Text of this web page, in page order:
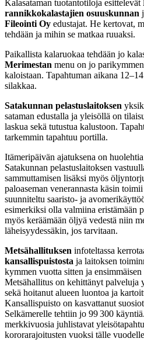
Kalasataman tuotantotiloja esittelevät
rannikkokalastajien osuuskunnan
Fileointi Oy edustajat. He kertovat,
tehdään ja mihin se matkaa ruuaksi.
Paikallista kalaruokaa tehdään jo
Merimestan menu on jo
kaloistaan. Tapahtuman aikana
silakkaa.
Satakunnan pelastuslaitoksen
sataman edustalla ja yleisöllä on
laskua sekä tutustua kalustoon.
tarkemmin tapahtuu portilla.
Itämeripäivän ajatuksena on
Satakunnan pelastuslaitoksen vastuull
sammuttamisen lisäksi myös
paloaseman venerannasta käsin toimii
suunniteltu saaristo- ja
esimerkiksi olla valmiina eristämään
myös keräämään öljyä vedestä niin
läheisyydessäkin, jos tarvitaan.
Metsähallituksen infoteltassa
kansallispuistosta ja laitoksen
kymmen vuotta sitten ja e
Metsähallitus on kehittänyt palveluja
sekä hoitanut alueen luontoa ja
Kansallispuisto on kasvattanut
Selkämerelle tehtiin jo 99 300
merkkivuosia juhlistavat
kororarajoitusten vuoksi tälle vuodelle